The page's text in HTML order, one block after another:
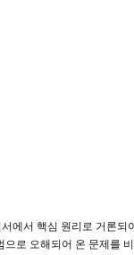
에서 핵심 원리로 거론
로 오해되어 온 문제를